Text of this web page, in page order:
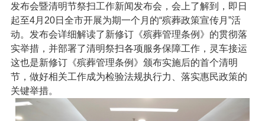
发布会暨清明节祭扫工作新闻发布会，会上了解到，即日
起至4月20日全市开展为期一个月的“殡葬政策宣传月”活
动。发布会详细解读了新修订《殡葬管理条例》的贯彻落
实举措，并部署了清明祭扫各项服务保障工作，灵车接运
这也是新修订《殡葬管理条例》颁布实施后的首个清明
节，做好相关工作成为检验法规执行力、落实惠民政策的
关键举措。